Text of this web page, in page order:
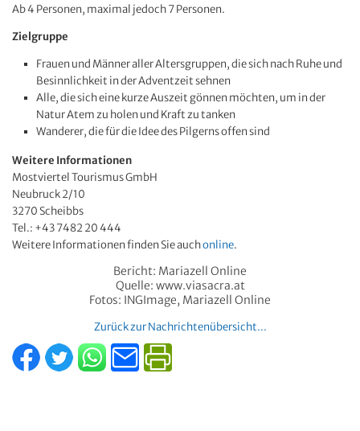
Ab 4 Personen, maximal jedoch 7 Personen.
Zielgruppe
Frauen und Männer aller Altersgruppen, die sich nach Ruhe und
Besinnlichkeit in der Adventzeit sehnen
Alle, die sich eine kurze Auszeit gönnen möchten, um in der
Natur Atem zu holen und Kraft zu tanken
Wanderer, die für die Idee des Pilgerns offen sind
Weitere Informationen
Mostviertel Tourismus GmbH
Neubruck 2/10
3270 Scheibbs
Tel.: +43 7482 20 444
Weitere Informationen finden Sie auchonline.
Bericht: Mariazell Online
Quelle: www.viasacra.at
Fotos: INGImage, Mariazell Online
Zurück zur Nachrichtenübersicht...